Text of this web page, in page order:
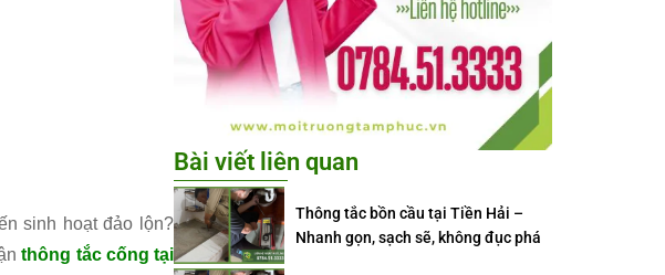
sinh hoạt đảo lộn?
thông tắc cống tại
Bài viết liên quan
Thông tắc bồn cầu tại Tiền Hải –
Nhanh gọn, sạch sẽ, không đục phá